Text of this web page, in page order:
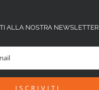
ALLA NOSTRA NEWSLETTER